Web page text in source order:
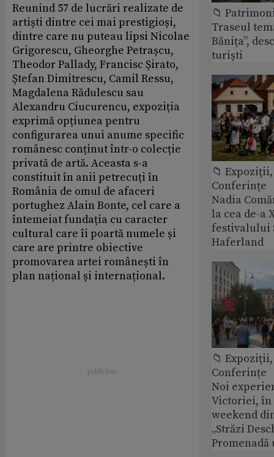
Reunind 57 de lucrări realizate de
artiști dintre cei mai prestigioși,
dintre care nu puteau lipsi Nicolae
Grigorescu, Gheorghe Petrașcu,
Theodor Pallady, Francisc Șirato,
Ștefan Dimitrescu, Camil Ressu,
Magdalena Rădulescu sau
Alexandru Ciucurencu, expoziția
exprimă opțiunea pentru
configurarea unui anume specific
românesc conținut într-o colecție
privată de artă. Aceasta s-a
constituit în anii petrecuți în
România de omul de afaceri
portughez Alain Bonte, cel care a
întemeiat fundația cu caracter
cultural care îi poartă numele și
care are printre obiective
promovarea artei românești în
plan național și internațional.
📁
Traseul
Bănița”,
turiști
📁
Conferințe
Nadia
la cea de-a
festivalului
Haferland
📁
Conferințe
Noi
Victoriei,
weekend
„Străzi
Promenadă